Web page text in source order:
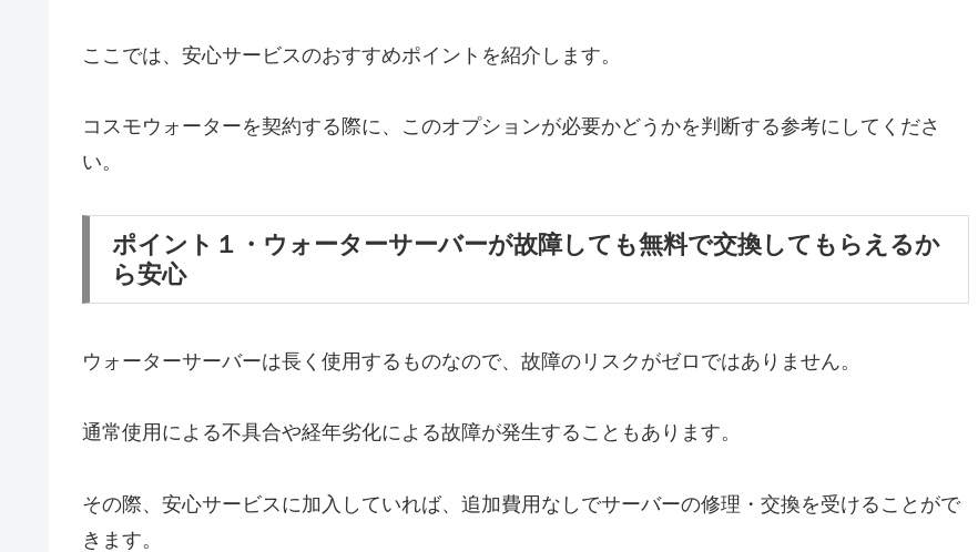
ここでは、安心サービスのおすすめポイントを紹介します。
コスモウォーターを契約する際に、このオプションが必要かどうかを判断する参考にしてくださ
い。
ポイント１・ウォーターサーバーが故障しても無料で交換してもらえるか
ら安心
ウォーターサーバーは長く使用するものなので、故障のリスクがゼロではありません。
通常使用による不具合や経年劣化による故障が発生することもあります。
その際、安心サービスに加入していれば、追加費用なしでサーバーの修理・交換を受けることがで
きます。